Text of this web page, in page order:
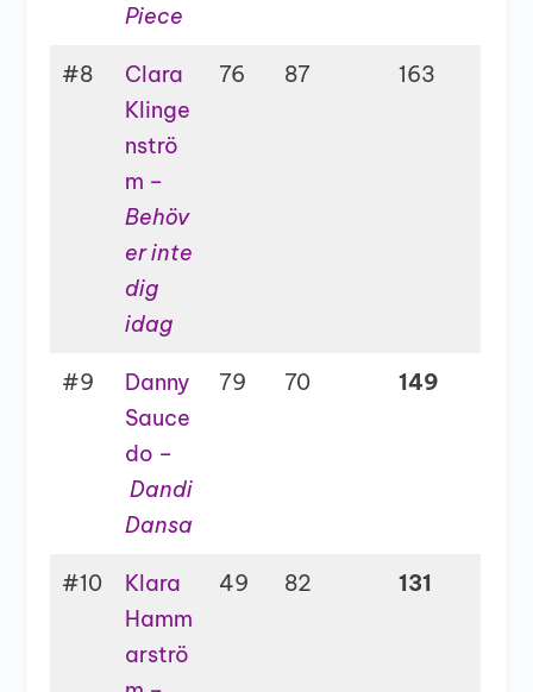
Piece
#8
Clara
Klinge
nströ
m –
Behöv
er inte
dig
idag
76 87 163
#9
Danny
Sauce
do –
Dandi
Dansa
79 70 149
#10
Klara
Hamm
arströ
49 82 131